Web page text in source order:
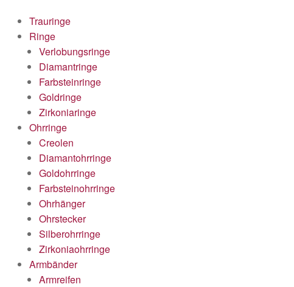
Trauringe
Ringe
Verlobungsringe
Diamantringe
Farbsteinringe
Goldringe
Zirkoniaringe
Ohrringe
Creolen
Diamantohrringe
Goldohrringe
Farbsteinohrringe
Ohrhänger
Ohrstecker
Silberohrringe
Zirkoniaohrringe
Armbänder
Armreifen